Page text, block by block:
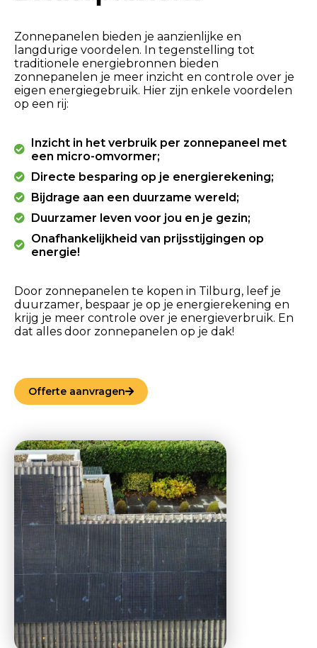
Zonnepanelen bieden je aanzienlijke en
langdurige voordelen. In tegenstelling tot
traditionele energiebronnen bieden
zonnepanelen je meer inzicht en controle over je
eigen energiegebruik. Hier zijn enkele voordelen
op een rij:
Inzicht in het verbruik per zonnepaneel met
een micro-omvormer;
Directe besparing op je energierekening;
Bijdrage aan een duurzame wereld;
Duurzamer leven voor jou en je gezin;
Onafhankelijkheid van prijsstijgingen op
energie!
Door zonnepanelen te kopen in Tilburg, leef je
duurzamer, bespaar je op je energierekening en
krijg je meer controle over je energieverbruik. En
dat alles door zonnepanelen op je dak!
Offerte aanvragen